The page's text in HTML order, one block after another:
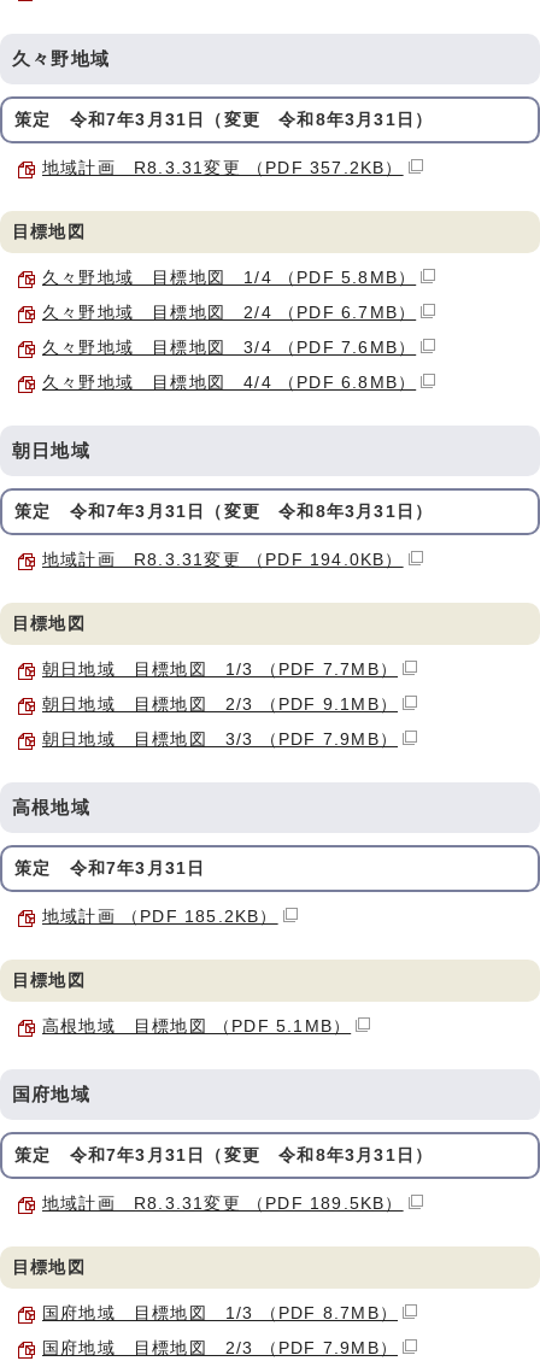
久々野地域
策定 令和7年3月31日（変更 令和8年3月31日）
地域計画 R8.3.31変更 （PDF 357.2KB）
目標地図
久々野地域 目標地図 1/4 （PDF 5.8MB）
久々野地域 目標地図 2/4 （PDF 6.7MB）
久々野地域 目標地図 3/4 （PDF 7.6MB）
久々野地域 目標地図 4/4 （PDF 6.8MB）
朝日地域
策定 令和7年3月31日（変更 令和8年3月31日）
地域計画 R8.3.31変更 （PDF 194.0KB）
目標地図
朝日地域 目標地図 1/3 （PDF 7.7MB）
朝日地域 目標地図 2/3 （PDF 9.1MB）
朝日地域 目標地図 3/3 （PDF 7.9MB）
高根地域
策定 令和7年3月31日
地域計画 （PDF 185.2KB）
目標地図
高根地域 目標地図 （PDF 5.1MB）
国府地域
策定 令和7年3月31日（変更 令和8年3月31日）
地域計画 R8.3.31変更 （PDF 189.5KB）
目標地図
国府地域 目標地図 1/3 （PDF 8.7MB）
国府地域 目標地図 2/3 （PDF 7.9MB）